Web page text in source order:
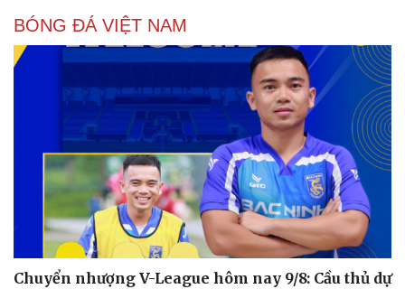
BÓNG ĐÁ VIỆT NAM
Chuyển nhượng V-League hôm nay 9/8: Cầu thủ dự